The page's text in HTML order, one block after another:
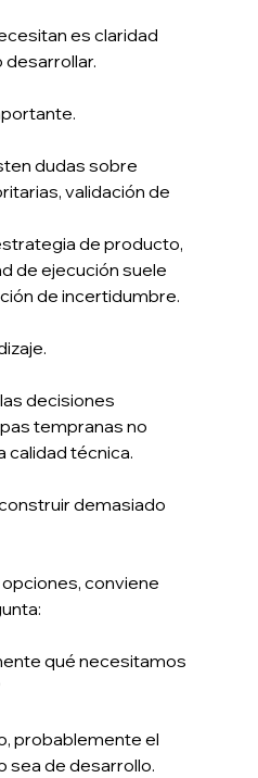
es claridad
dudas sobre
validación de
de producto,
de ejecución suele
de incertidumbre.
decisiones
tempranas no
calidad técnica.
demasiado
conviene
qué necesitamos
probablemente el
sea de desarrollo.